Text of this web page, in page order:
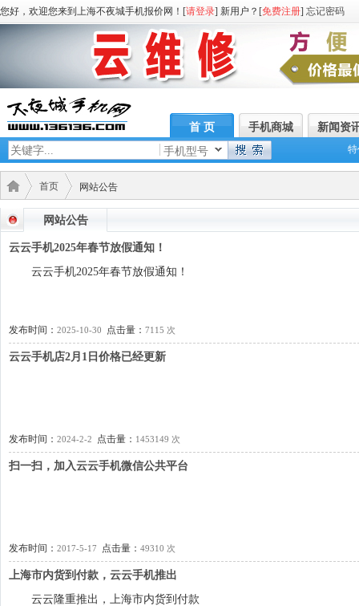
您好，欢迎您来到上海不夜城手机报价网！[请登录] 新用户？[免费注册] 忘记密码
首 页 手机商城
新闻资
手机型号
首页 网站公告
网站公告
云云手机2025年春节放假通知！
云云手机2025年春节放假通知！
发布时间： 2025-10-30 点击量： 7115 次
云云手机店2月1日价格已经更新
发布时间： 2024-2-2 点击量： 1453149 次
扫一扫，加入云云手机微信公共平台
发布时间： 2017-5-17 点击量： 49310 次
上海市内货到付款，云云手机推出
云云隆重推出，上海市内货到付款